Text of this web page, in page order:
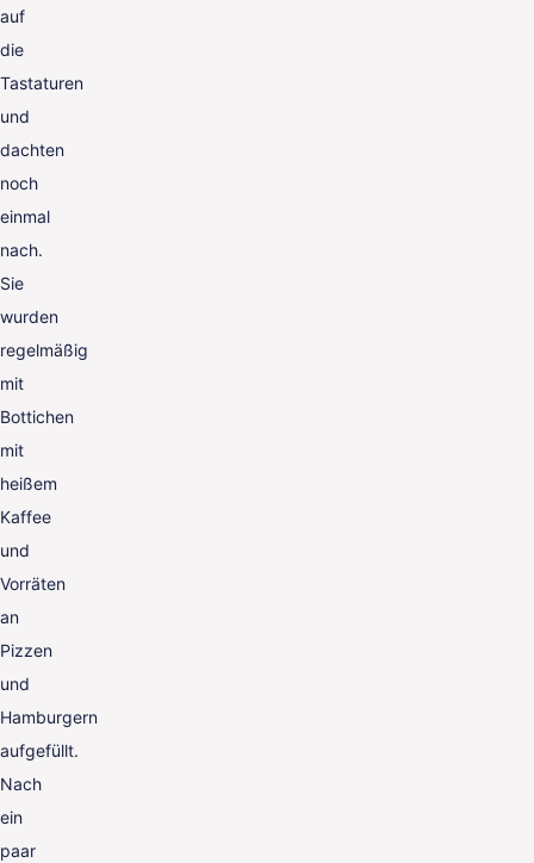
auf
die
Tastaturen
und
dachten
noch
einmal
nach.
Sie
wurden
regelmäßig
mit
Bottichen
mit
heißem
Kaffee
und
Vorräten
an
Pizzen
und
Hamburgern
aufgefüllt.
Nach
ein
paar